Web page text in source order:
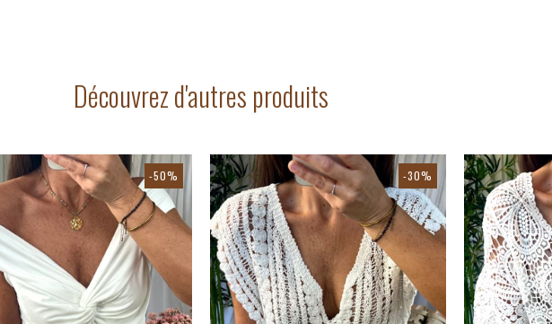
Découvrez d'autres produits
-50% -30%